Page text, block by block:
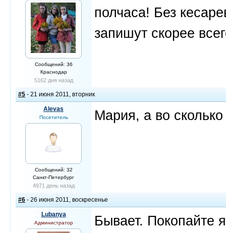
Сообщений: 36
Краснодар
5162 дня назад
полчаса! Без
запишут скорее
#5 - 21 июня 2011, вторник
Alevas
Посетитель
Сообщений: 32
Санкт-Петербург
4971 день назад
Мария, а во
#6 - 26 июня 2011, воскресенье
Lubanya
Администратор
Бывает. Покопайте